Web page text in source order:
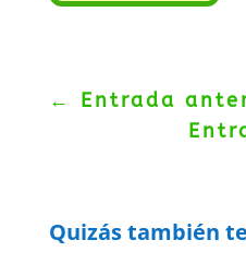
← Entrada
Quizás también